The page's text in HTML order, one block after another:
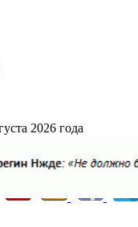
2026 года